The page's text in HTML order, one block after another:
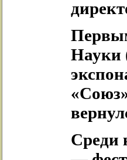
Науки
Среди